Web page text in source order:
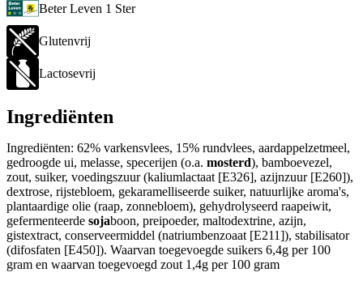
Beter Leven 1 Ster
Glutenvrij
Lactosevrij
Ingrediënten
Ingrediënten: 62% varkensvlees, 15% rundvlees, aardappelzetmeel,
gedroogde ui, melasse, specerijen (o.a. mosterd), bamboevezel,
zout, suiker, voedingszuur (kaliumlactaat [E326], azijnzuur [E260]),
dextrose, rijstebloem, gekaramelliseerde suiker, natuurlijke aroma's,
plantaardige olie (raap, zonnebloem), gehydrolyseerd raapeiwit,
gefermenteerde sojaboon, preipoeder, maltodextrine, azijn,
gistextract, conserveermiddel (natriumbenzoaat [E211]), stabilisator
(difosfaten [E450]). Waarvan toegevoegde suikers 6,4g per 100
gram en waarvan toegevoegd zout 1,4g per 100 gram